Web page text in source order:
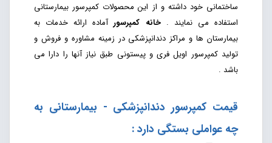
ساختمانی خود داشته و از این محصولات کمپرسور بیمارستانی
استفاده می نمایند .خانه کمپرسورآماده ارائه خدمات به
بیمارستان ها و مراکز دندانپزشکی در زمینه مشاوره و فروش و
تولید کمپرسور اویل فری و پیستونی طبق نیاز آنها را دارا می
باشد .
قیمت کمپرسور دندانپزشکی - بیمارستانی به
چه عواملی بستگی دارد :